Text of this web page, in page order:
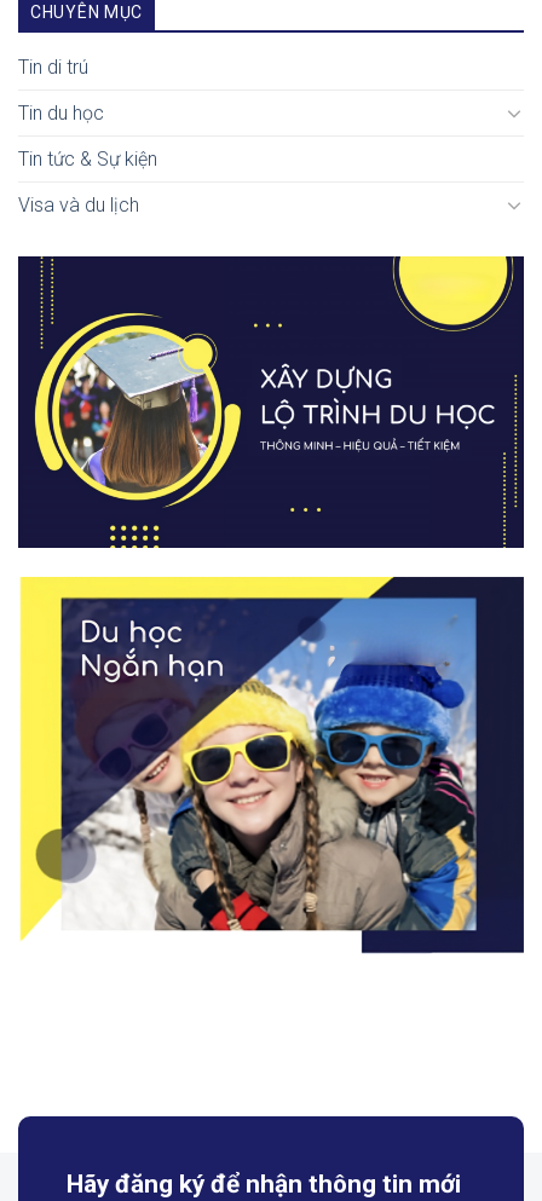
CHUYÊN MỤC
Tin di trú
Tin du học
Tin tức & Sự kiện
Visa và du lịch
Hãy đăng ký để nhận thông tin mới